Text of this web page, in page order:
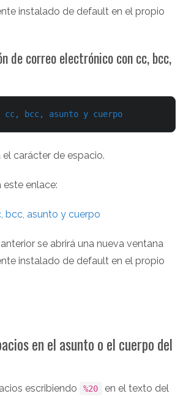
instalado de default en el propio
de correo electrónico con cc, bcc,
cc, bcc, asunto y cuerpo
el carácter de espacio.
este enlace:
bcc, asunto y cuerpo
se abrirá una nueva ventana
instalado de default en el propio
en el asunto o el cuerpo del
escribiendo %20
en el texto del